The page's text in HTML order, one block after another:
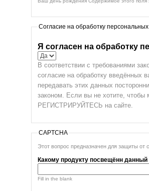
Согласие на обработку
Я согласен на обработку
В соответствии с требованиями
согласие на обработку
передавать этих данных
законом. Если вы не хотите,
РЕГИСТРИРУЙТЕСЬ на сайте.
CAPTCHA
Этот вопрос предназначен для защиты от
Какому продукту посвещённ
Fill in the blank